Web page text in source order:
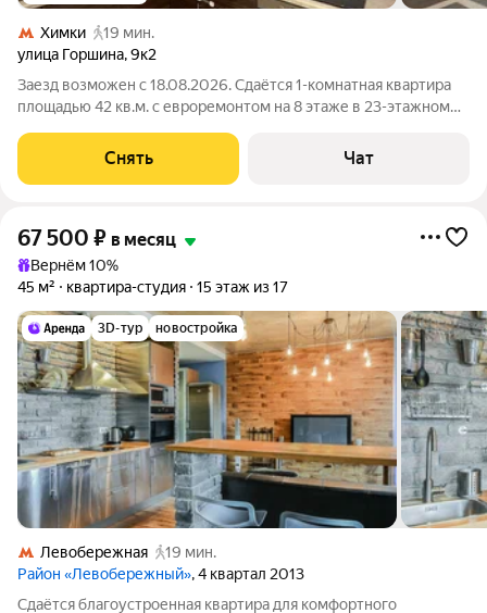
Химки
19 мин.
улица Горшина,9к2
Заезд возможен с 18.08.2026. Сдаётся 1-комнатная квартира
площадью 42 кв.м. с евроремонтом на 8 этаже в 23-этажном
Духовой шкаф Стиральная машина Холодильник Кондиционер
Микроволновка
Снять Чат
67 500 ₽ в месяц
Вернём 10%
45 м²
квартира-студия 15 этаж из 17
3D-тур новостройка
Левобережная
19 мин.
Район «Левобережный», 4 квартал 2013
Сдаётся благоустроенная квартира для комфортного